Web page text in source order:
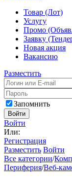
Товар (Лот)
Услугу
Промо
Заявку
Новая акция
Вакансию
Разместить
Запомнить
Войти
Войти
Или:
Регистрация
Разместить Войти
Все категории/
Периферия/Веб-